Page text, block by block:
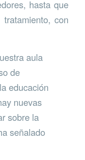
hasta que
con
aula
de
educación
nuevas
sobre la
señalado